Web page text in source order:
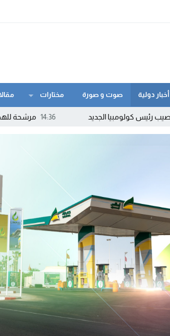
أخبار دولية صوت و صورة مختارات
14:36 مرشحة للهجرة السرية الجديد